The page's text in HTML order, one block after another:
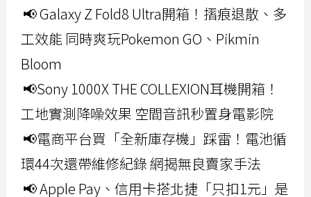
📢 Galaxy Z Fold8 Ultra開箱！摺痕退散、多
工效能 同時爽玩Pokemon GO、Pikmin
Bloom
📢Sony 1000X THE COLLEXION耳機開箱！
工地實測降噪效果 空間音訊秒置身電影院
📢電商平台買「全新庫存機」踩雷！電池循
環44次還帶維修紀錄 網揭無良賣家手法
📢 Apple Pay、信用卡搭北捷「只扣1元」是